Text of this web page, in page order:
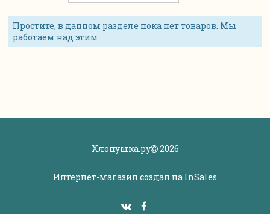
Простите, в данном разделе пока нет товаров. Мы
работаем над этим.
Хлопушка.ру 2026
Интернет-магазин создан на InSales